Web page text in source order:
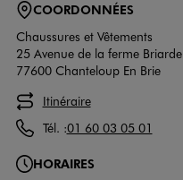
COORDONNÉES
Chaussures et Vêtements
25 Avenue de la ferme Briarde
77600 Chanteloup En Brie
Itinéraire
Tél. :01 60 03 05 01
HORAIRES